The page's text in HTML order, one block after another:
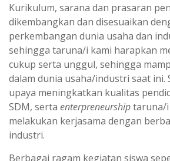
Kurikulum, sarana dan prasaran
dikembangkan dan disesuaikan
perkembangan dunia usaha dan
sehingga taruna/i kami harapkan
cukup serta unggul, sehingga
dalam dunia usaha/industri saat ini.
upaya meningkatkan kualitas
SDM, serta enterpreneurshiptaruna/i
melakukan kerjasama dengan
industri.
Berbagai ragam kegiatan siswa